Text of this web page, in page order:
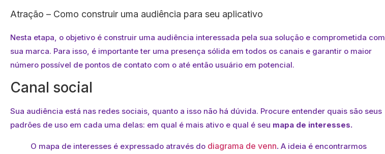
Atração – Como construir uma audiência para seu aplicativo
Nesta etapa, o objetivo é construir uma audiência interessada pela sua solução e comprometida com
sua marca. Para isso, é importante ter uma presença sólida em todos os canais e garantir o maior
número possível de pontos de contato com o até então usuário em potencial.
Canal social
Sua audiência está nas redes sociais, quanto a isso não há dúvida. Procure entender quais são seus
padrões de uso em cada uma delas: em qual é mais ativo e qual é seu mapa de interesses.
O mapa de interesses é expressado através do diagrama de venn. A ideia é encontrarmos